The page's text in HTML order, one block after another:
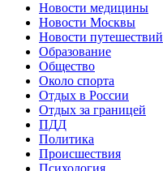
Новости медицины
Новости Москвы
Новости путешествий
Образование
Общество
Около спорта
Отдых в России
Отдых за границей
ПДД
Политика
Происшествия